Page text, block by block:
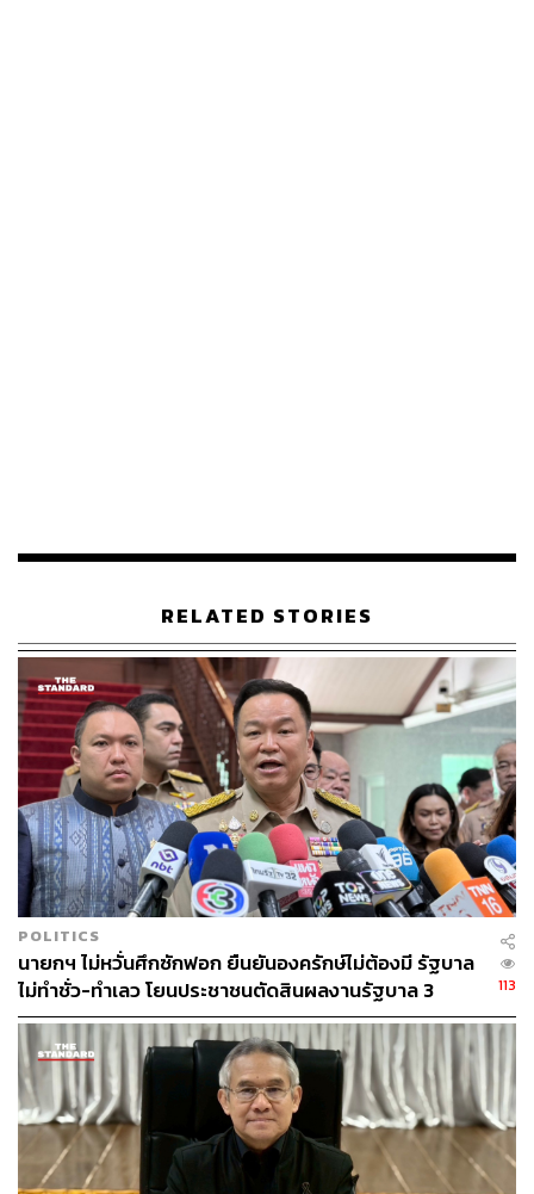
RELATED STORIES
POLITICS
นายกฯ ไม่หวั่นศึกซักฟอก ยืนยันองครักษ์ไม่ต้องมี รัฐบาล
ไม่ทำชั่ว-ทำเลว โยนประชาชนตัดสินผลงานรัฐบาล 3
เดือน
113